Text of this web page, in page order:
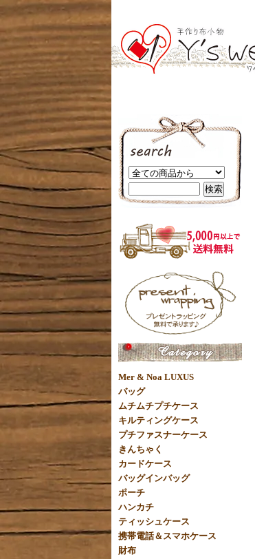
Mer & Noa LUXUS
バッグ
ムチムチプチケース
キルティングケース
プチファスナーケース
きんちゃく
カードケース
バッグインバッグ
ポーチ
ハンカチ
ティッシュケース
携帯電話＆スマホケース
財布